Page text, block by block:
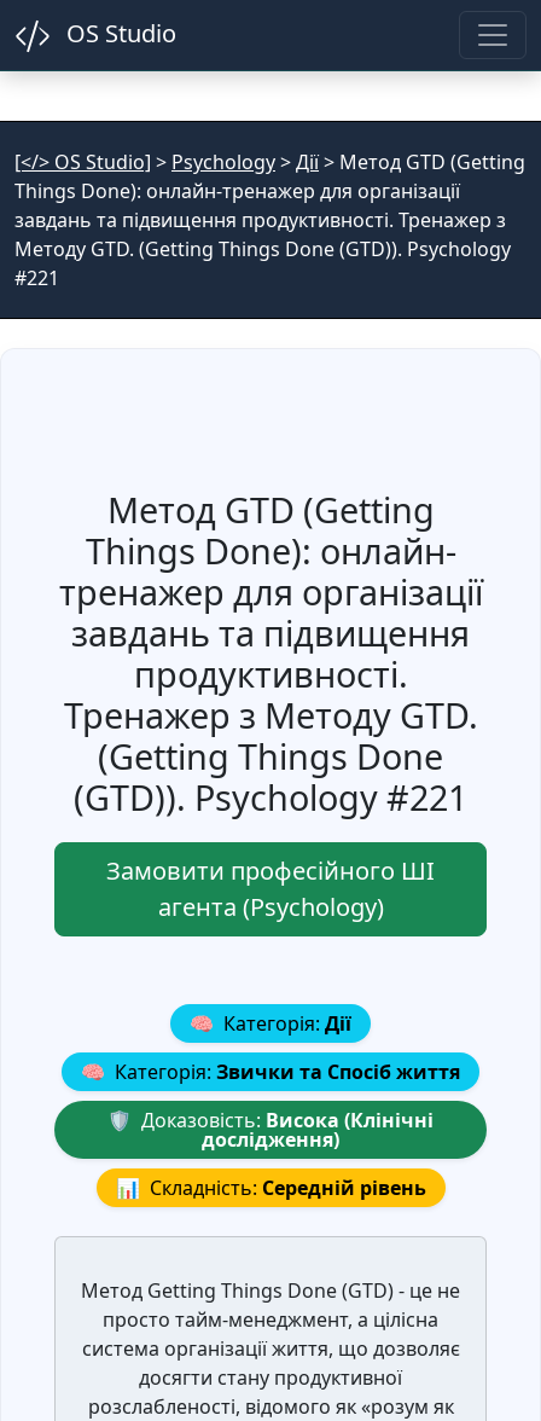
OS Studio
[</> OS Studio] > Psychology>Дії> Метод GTD (Getting
Things Done): онлайн-тренажер для організації
завдань та підвищення продуктивності. Тренажер з
Методу GTD. (Getting Things Done (GTD)). Psychology
#221
Метод GTD (Getting
Things Done): онлайн-
тренажер для організації
завдань та підвищення
продуктивності.
Тренажер з Методу GTD.
(Getting Things Done
(GTD)). Psychology #221
Замовити професійного ШІ
агента (Psychology)
🧠 Категорія: Дії
🧠 Категорія: Звички та Спосіб життя
🛡️ Доказовість: Висока (Клінічні
дослідження)
📊 Складність: Середній рівень
Метод Getting Things Done (GTD) - це не
просто тайм-менеджмент, а цілісна
система організації життя, що дозволяє
досягти стану продуктивної
розслабленості, відомого як «розум як